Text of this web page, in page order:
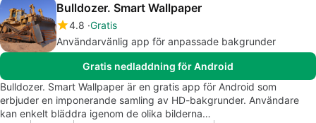
Bulldozer. Smart Wallpaper
4.8 Gratis
Användarvänlig app för anpassade bakgrunder
Gratis nedladdning för Android
Bulldozer. Smart Wallpaper är en gratis app för Android som
erbjuder en imponerande samling av HD-bakgrunder. Användare
kan enkelt bläddra igenom de olika bilderna…